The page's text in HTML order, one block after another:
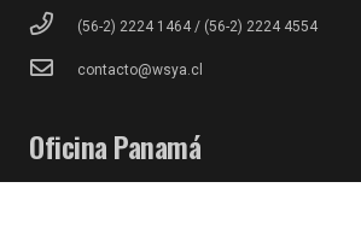
(56-2) 2224 1464 / (56-2) 2224 4554
contacto@wsya.cl
Oficina Panamá